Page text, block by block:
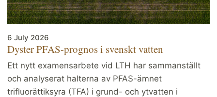
6 July 2026
Dyster PFAS-prognos i svenskt vatten
Ett nytt examensarbete vid LTH har sammanställt
och analyserat halterna av PFAS-ämnet
trifluorättiksyra (TFA) i grund- och ytvatten i